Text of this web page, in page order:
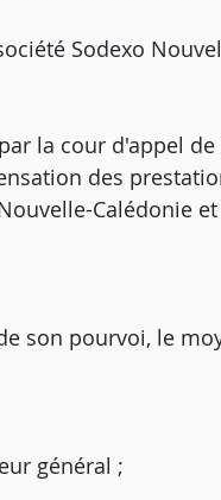
Sodexo
la cour d'appel
des
Calédonie
son pourvoi, le
général ;